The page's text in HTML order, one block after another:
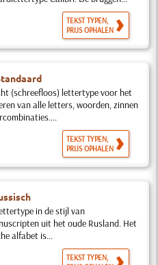
TEKST TYPEN,
PRIJS OPHALEN
(schreefloos) lettertype voor het
van alle letters, woorden, zinnen
TEKST TYPEN,
PRIJS OPHALEN
in de stijl van
uit het oude Rusland. Het
alfabet is...
TEKST TYPEN,